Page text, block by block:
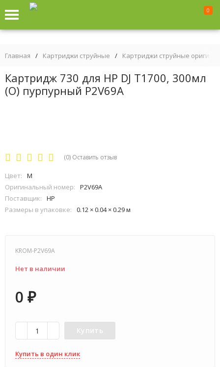
0
Главная / Картриджи струйные / Картриджи струйные
Картридж 730 для HP DJ T1700, 300мл
(О) пурпурный P2V69A
(0) Оставить отзыв
Цвет:
M
Оригинальный номер:
P2V69A
Поставщик:
HP
Размеры в упаковке:
0.12 × 0.04 × 0.29 м
KROM-P2V69A
Нет в наличии
0 ₽
Купить
Купить в один клик